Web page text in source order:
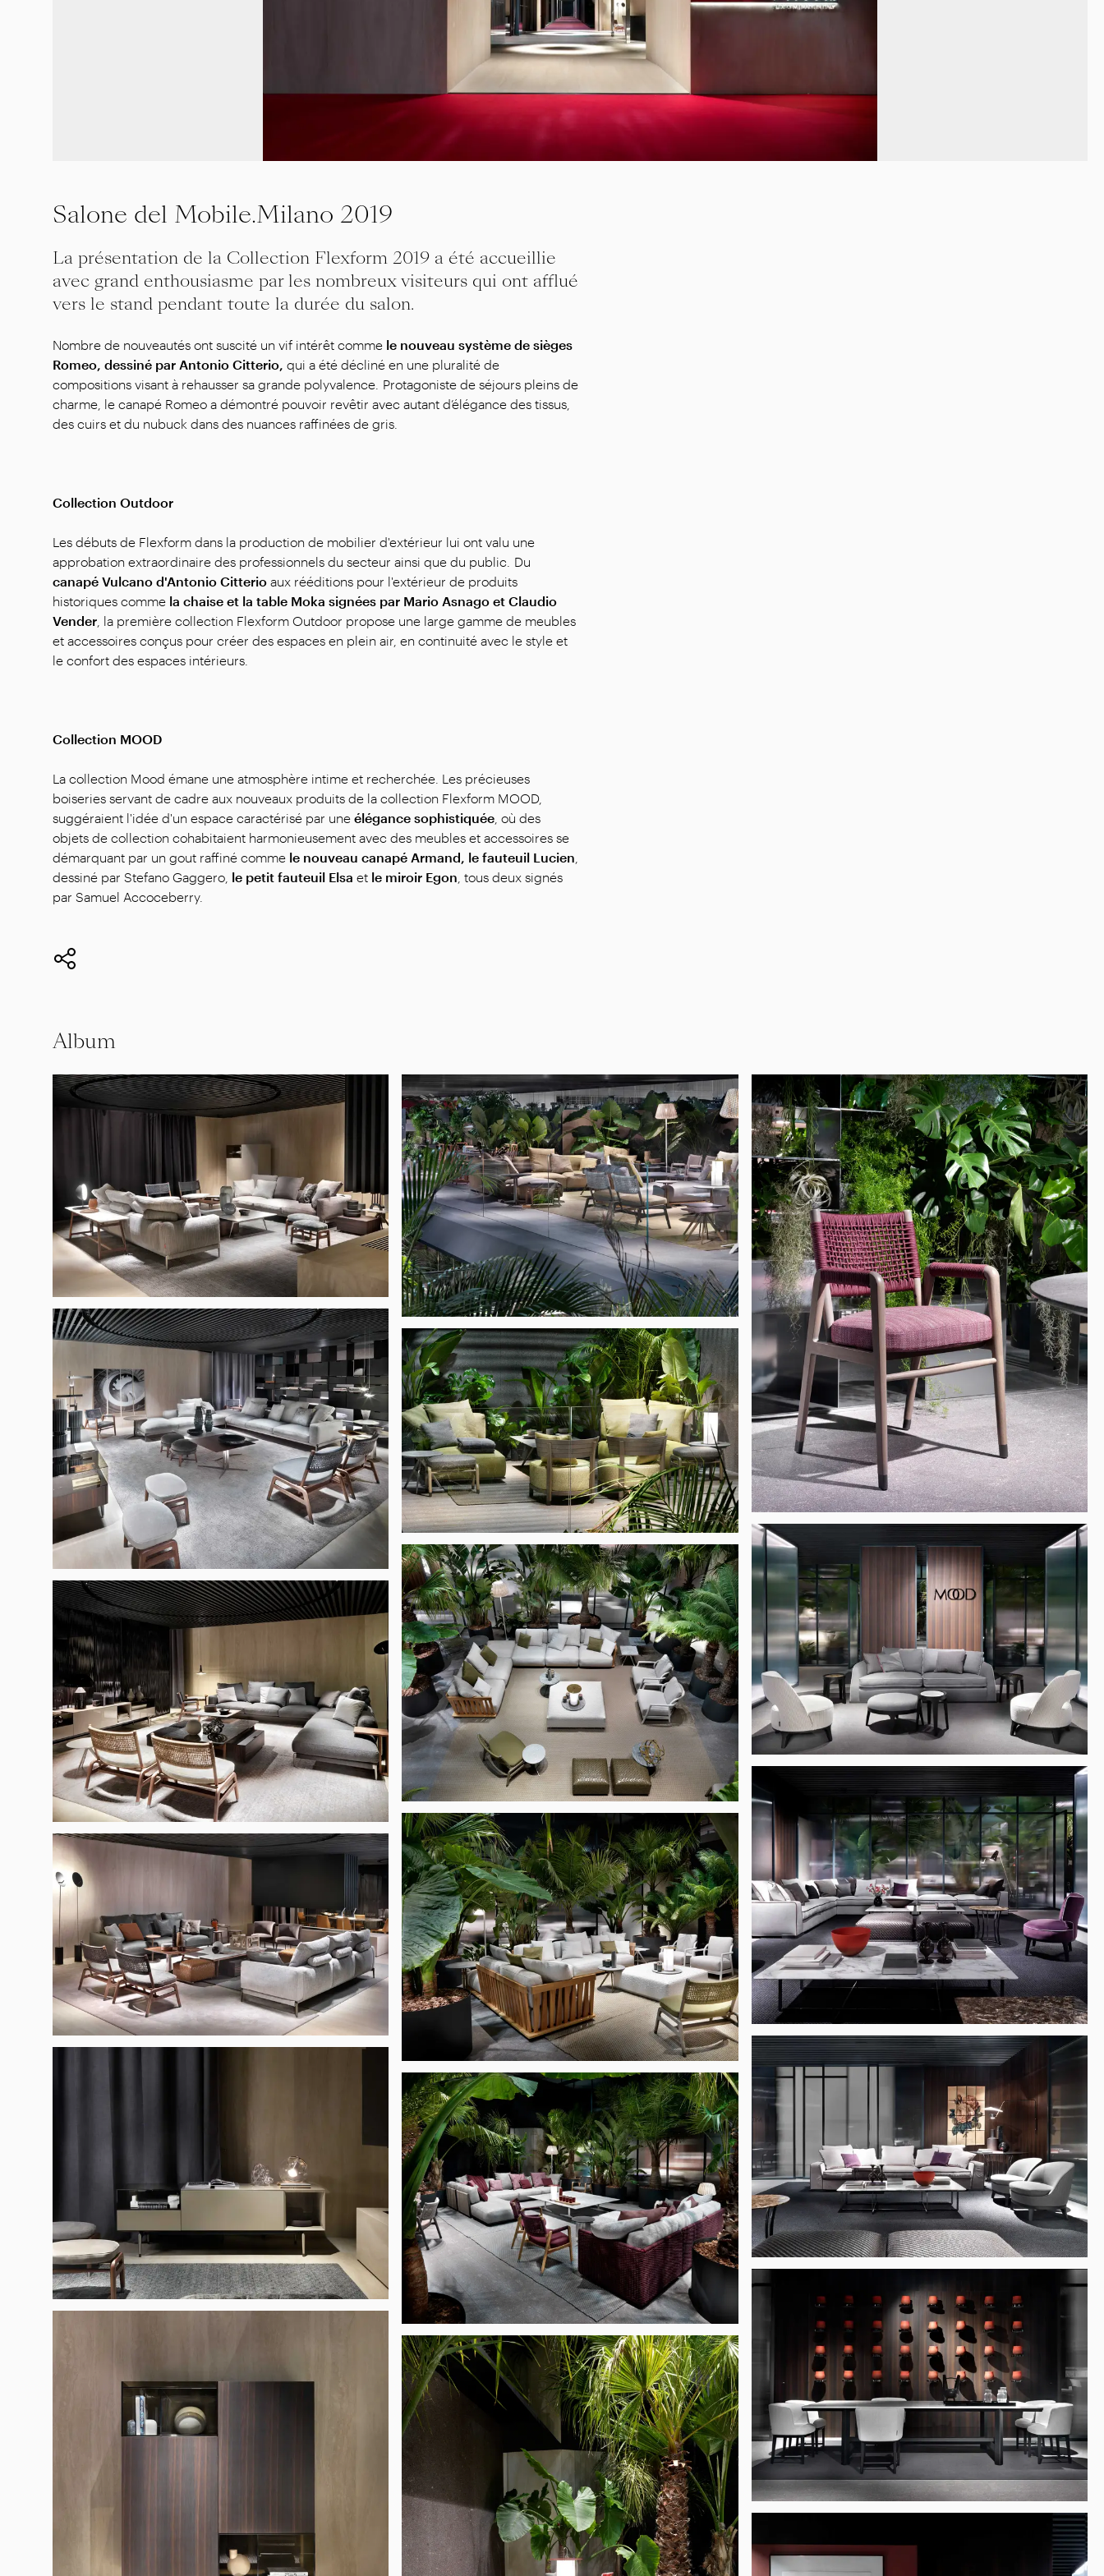
Salone del Mobile.Milano 2019
La présentation de la Collection Flexform 2019 a été accueillie
avec grand enthousiasme par les nombreux visiteurs qui ont afflué
vers le stand pendant toute la durée du salon.
Nombre de nouveautés ont suscité un vif intérêt comme le nouveau système de sièges
Romeo, dessiné par Antonio Citterio, qui a été décliné en une pluralité de
compositions visant à rehausser sa grande polyvalence. Protagoniste de séjours pleins de
charme, le canapé Romeo a démontré pouvoir revêtir avec autant d’élégance des tissus,
des cuirs et du nubuck dans des nuances raffinées de gris.
Collection Outdoor
Les débuts de Flexform dans la production de mobilier d'extérieur lui ont valu une
approbation extraordinaire des professionnels du secteur ainsi que du public. Du
canapé Vulcano d'Antonio Citterio aux rééditions pour l'extérieur de produits
historiques comme la chaise et la table Moka signées par Mario Asnago et Claudio
Vender , la première collection Flexform Outdoor propose une large gamme de meubles
et accessoires conçus pour créer des espaces en plein air, en continuité avec le style et
le confort des espaces intérieurs.
Collection MOOD
La collection Mood émane une atmosphère intime et recherchée. Les précieuses
boiseries servant de cadre aux nouveaux produits de la collection Flexform MOOD,
suggéraient l'idée d'un espace caractérisé par une élégance sophistiquée , où des
objets de collection cohabitaient harmonieusement avec des meubles et accessoires se
démarquant par un gout raffiné comme le nouveau canapé Armand, le fauteuil Lucien
dessiné par Stefano Gaggero, le petit fauteuil Elsa et le miroir Egon , tous deux signés
par Samuel Accoceberry.
Album